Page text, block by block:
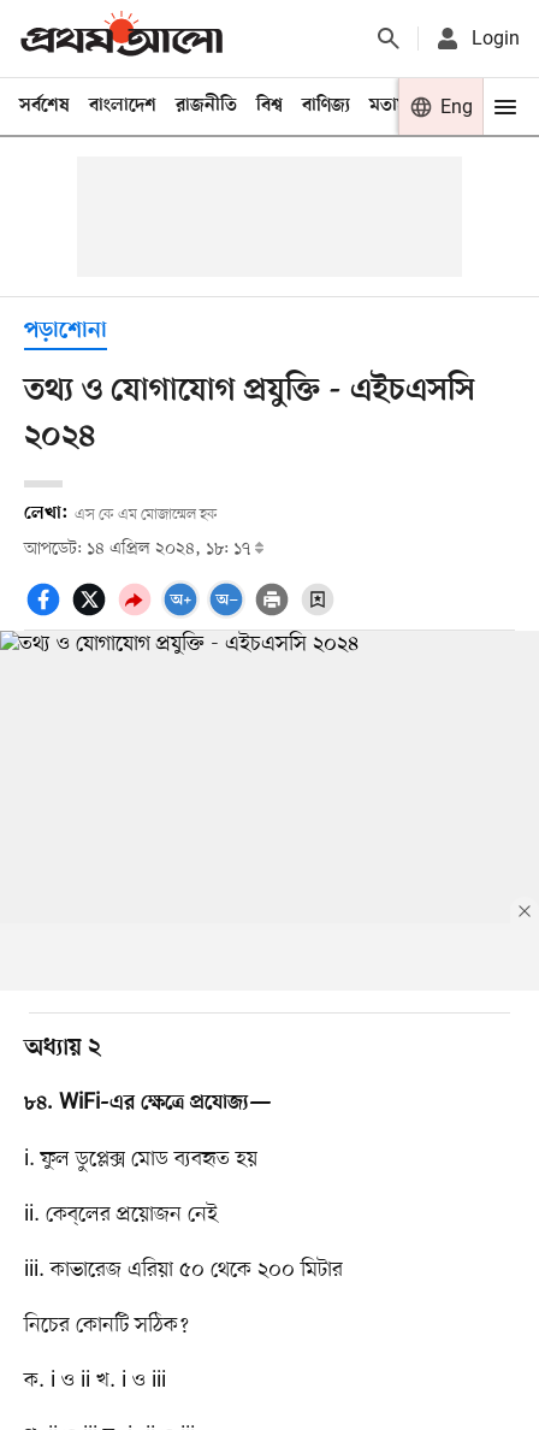
Login
সর্বশেষ বাংলাদেশ রাজনীতি বিশ্ব বাণিজ্য মতামত খেলা
Eng
পড়াশোনা
তথ্য ও যোগাযোগ প্রযুক্তি - এইচএসসি
২০২৪
লেখা: এস কে এম মোজাম্মেল হক
আপডেট: ১৪ এপ্রিল ২০২৪, ১৮: ১৭
অধ্যায় ২
৮৪. WiFi–এর ক্ষেত্রে প্রযোজ্য—
i. ফুল ডুপ্লেক্স মোড ব্যবহৃত হয়
ii. কেব্​লের প্রয়োজন নেই
iii. কাভারেজ এরিয়া ৫০ থেকে ২০০ মিটার
নিচের কোনটি সঠিক?
ক. i ও ii খ. i ও iii